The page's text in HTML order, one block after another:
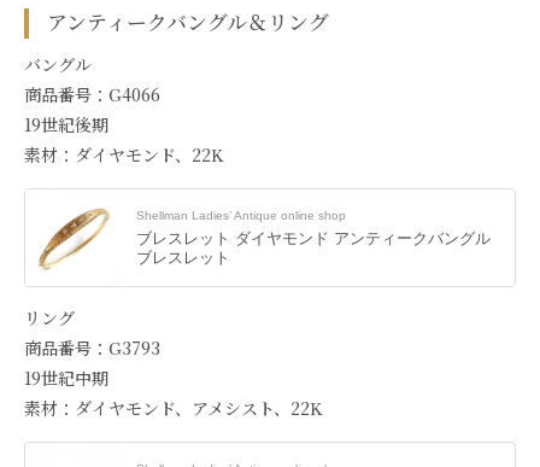
アンティークバングル＆リング
バングル
商品番号：G4066
19世紀後期
素材：ダイヤモンド、22K
Shellman Ladies’ Antique online shop
ブレスレット ダイヤモンド アンティークバングル
ブレスレット
リング
商品番号：G3793
19世紀中期
素材：ダイヤモンド、アメシスト、22K